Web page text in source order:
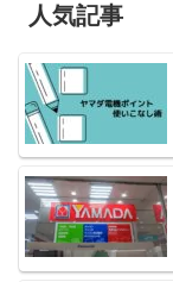
人気記事